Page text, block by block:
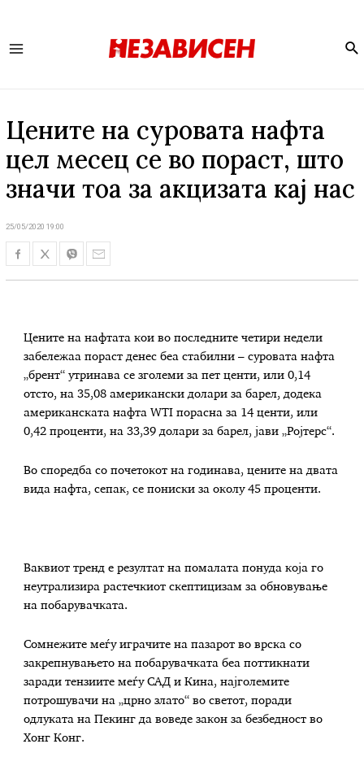
Цените на суровата нафта
цел месец се во пораст, што
значи тоа за акцизата кај нас
25/05/2020 19:00
Цените на нафтатакоиво последните четири недели
забележаа порастденесбеастабилни –суровата нафта
„брент“утринавасе зголеми за пет центи, или 0,14
отсто, на 35,08 американски долари за барел, додека
американскатанафта WTI порасна за 14 центи, или
0,42 проценти, на 33,39 долари за барел,јави „Ројтерс“.
Во споредба со почетокот на годинава, цените на двата
вида нафта, сепак, се пониски за околу 45 проценти.
Ваквиот тренд е резултат на помалата понуда којаго
неутрализира растечкиот скептицизам за обновување
на побарувачката.
Сомнежите меѓу играчите на пазарот во врска со
закрепнувањето на побарувачката беа поттикнати
зарадитензиите меѓу САД и Кина, најголемите
потрошувачи на „црно злато“ во светот, поради
одлуката на Пекинг да воведе закон за безбедност во
Хонг Конг.